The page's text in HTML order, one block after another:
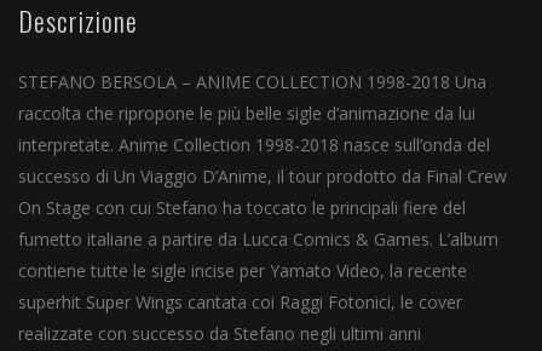
Descrizione
STEFANO BERSOLA – ANIME COLLECTION 1998-2018 Una
raccolta che ripropone le più belle sigle d’animazione da lui
interpretate. Anime Collection 1998-2018 nasce sull’onda del
successo di Un Viaggio D’Anime, il tour prodotto da Final Crew
On Stage con cui Stefano ha toccato le principali fiere del
fumetto italiane a partire da Lucca Comics & Games. L’album
contiene tutte le sigle incise per Yamato Video, la recente
superhit Super Wings cantata coi Raggi Fotonici, le cover
realizzate con successo da Stefano negli ultimi anni